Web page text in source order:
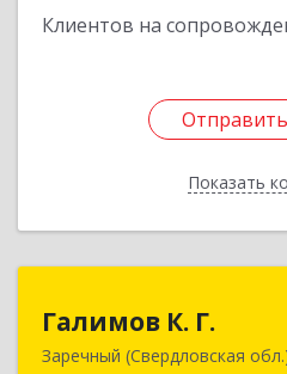
Клиентов на
Показать
Галимов К. Г.
Заречный (Свердловская
Свердловская обл, г.